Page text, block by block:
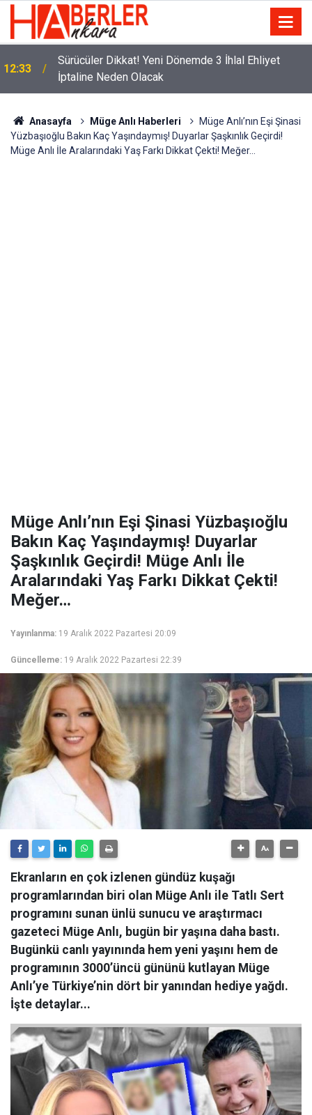
12:33
Sürücüler Dikkat! Yeni Dönemde 3 İhlal Ehliyet
İptaline Neden Olacak
Anasayfa Müge Anlı Haberleri
Müge Anlı’nın Eşi Şinasi
Yüzbaşıoğlu Bakın Kaç Yaşındaymış! Duyarlar Şaşkınlık Geçirdi!
Müge Anlı İle Aralarındaki Yaş Farkı Dikkat Çekti! Meğer…
Müge Anlı’nın Eşi Şinasi Yüzbaşıoğlu
Bakın Kaç Yaşındaymış! Duyarlar
Şaşkınlık Geçirdi! Müge Anlı İle
Aralarındaki Yaş Farkı Dikkat Çekti!
Meğer…
Yayınlanma: 19 Aralık 2022 Pazartesi 20:09
Güncelleme: 19 Aralık 2022 Pazartesi 22:39
Ekranların en çok izlenen gündüz kuşağı
programlarından biri olan Müge Anlı ile Tatlı Sert
programını sunan ünlü sunucu ve araştırmacı
gazeteci Müge Anlı, bugün bir yaşına daha bastı.
Bugünkü canlı yayınında hem yeni yaşını hem de
programının 3000’üncü gününü kutlayan Müge
Anlı’ye Türkiye’nin dört bir yanından hediye yağdı.
İşte detaylar...